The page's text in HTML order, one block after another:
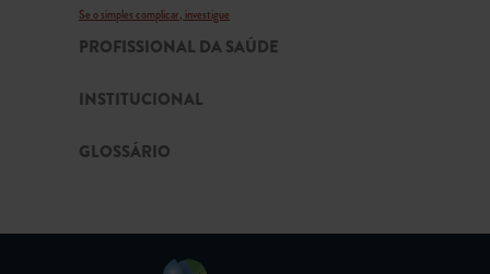
Se o simples complicar, investigue
PROFISSIONAL DA SAÚDE
INSTITUCIONAL
GLOSSÁRIO